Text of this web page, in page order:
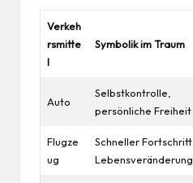
Verkeh
rsmitte
l
Symbolik im Traum
Auto
Selbstkontrolle,
persönliche Freiheit
Flugze
ug
Schneller Fortschritt,
Lebensveränderung